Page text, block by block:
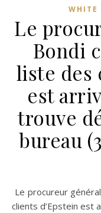
WHITE
Le
Bondi
liste des
est
trouve
bureau
Le procureur général Pam Bondi confirme que la liste des
clients d’Epstein est